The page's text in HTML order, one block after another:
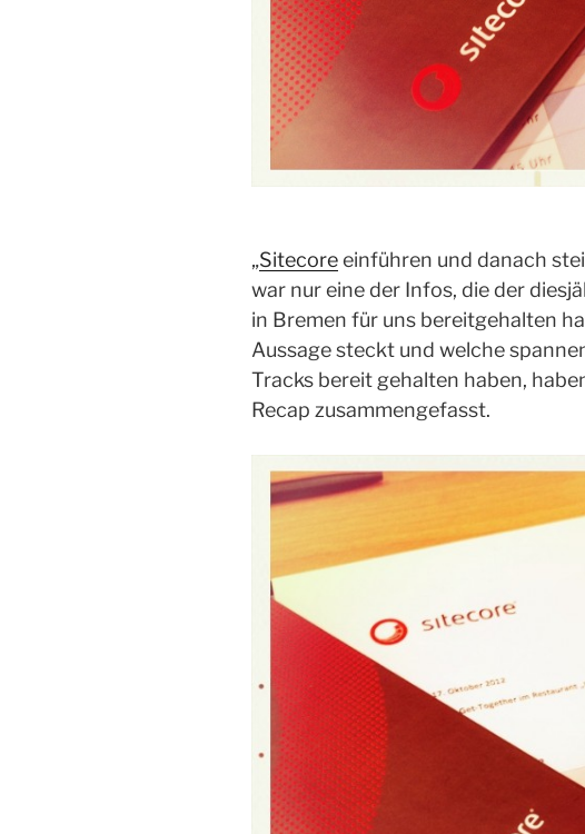
„Sitecoreeinführen und danach
war nur eine der Infos, die der
in Bremen für uns bereitgehalten
Aussage steckt und welche
Tracks bereit gehalten haben,
Recap zusammengefasst.